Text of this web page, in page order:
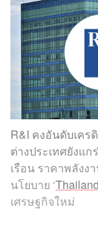
R&I คงอันดับเคร
ต่างประเทศยังแ
เรือน ราคาพลัง
นโยบาย ‘
เศรษฐกิจใหม่